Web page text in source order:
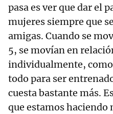
pasa es ver que dar el
mujeres siempre que
amigas. Cuando se
5, se movían en
individualmente,
todo para ser
cuesta bastante más.
que estamos haciendo